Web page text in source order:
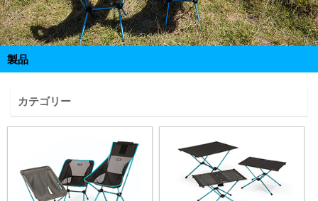
製品
カテゴリー